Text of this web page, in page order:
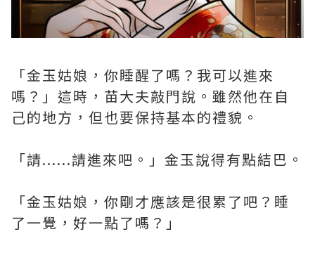
「金玉姑娘，你睡醒了嗎？我可以進來
嗎？」這時，苗大夫敲門說。雖然他在自
己的地方，但也要保持基本的禮貌。
「請......請進來吧。」金玉說得有點結巴。
「金玉姑娘，你剛才應該是很累了吧？睡
了一覺，好一點了嗎？」